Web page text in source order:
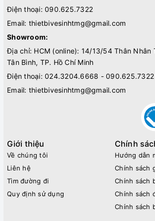
Điện thoại: 090.625.7322
Email: thietbivesinhtmg@gmail.com
Showroom:
Địa chỉ: HCM (online): 14/13/54 Thân Nhân
Tân Bình, TP. Hồ Chí Minh
Điện thoại: 024.3204.6668 - 090.625.7322
Email: thietbivesinhtmg@gmail.com
Giới thiệu
Về chúng tôi
Liên hệ
Tìm đường đi
Quy định sử dụng
Chính
Hướng dẫn
Chính sách
Chính sách
Chính sách
Chính sách